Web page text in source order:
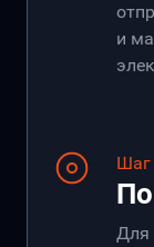
и
Шаг
Для